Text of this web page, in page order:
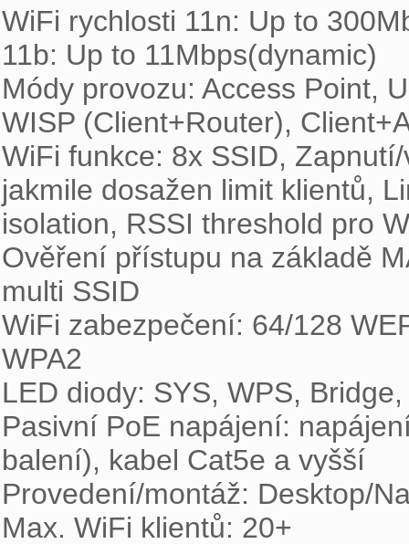
WiFi rychlosti 11n: Up to
11b: Up to 11Mbps(dynamic)
Módy provozu: Access Point,
WISP (Client+Router),
WiFi funkce: 8x SSID,
jakmile dosažen limit klientů,
isolation, RSSI threshold pro
Ověření přístupu na základě
multi SSID
WiFi zabezpečení: 64/128
WPA2
LED diody: SYS, WPS,
Pasivní PoE napájení:
balení), kabel Cat5e a vyšší
Provedení/montáž: Desktop/
Max. WiFi klientů: 20+